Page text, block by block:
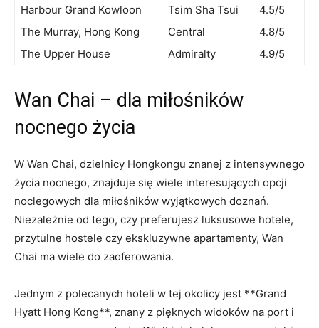
Harbour ​Grand Kowloon
Tsim Sha Tsui
4.5/5
The⁣ Murray, Hong Kong
Central
4.8/5
The Upper House
Admiralty 4.9/5
Wan Chai‌ – dla‌ miłośników
nocnego życia
W Wan Chai, dzielnicy Hongkongu ⁣znanej z ‍intensywnego
życia nocnego, znajduje się wiele interesujących opcji
noclegowych dla ‌miłośników wyjątkowych doznań.
Niezależnie od tego, czy⁢ preferujesz luksusowe hotele,
przytulne hostele czy ‌ekskluzywne apartamenty, Wan
Chai ma wiele do zaoferowania.
Jednym z‌ polecanych hoteli ​w tej okolicy jest **Grand
Hyatt Hong Kong**, znany z pięknych widoków na port i